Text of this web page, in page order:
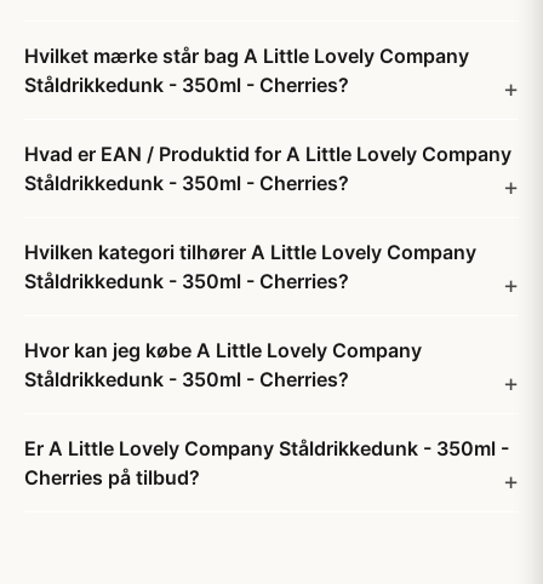
Hvilket mærke står bag A Little Lovely Company
Ståldrikkedunk - 350ml - Cherries?
Hvad er EAN / Produktid for A Little Lovely Company
Ståldrikkedunk - 350ml - Cherries?
Hvilken kategori tilhører A Little Lovely Company
Ståldrikkedunk - 350ml - Cherries?
Hvor kan jeg købe A Little Lovely Company
Ståldrikkedunk - 350ml - Cherries?
Er A Little Lovely Company Ståldrikkedunk - 350ml -
Cherries på tilbud?